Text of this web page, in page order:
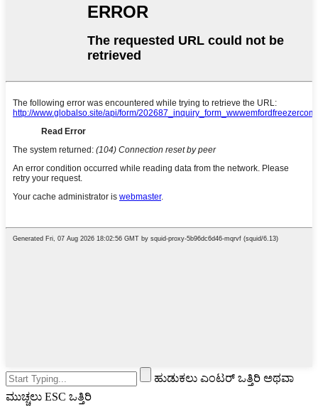
ಹುಡುಕಲು ಎಂಟರ್ ಒತ್ತಿರಿ ಅಥವಾ
ಮುಚ್ಚಲು ESC ಒತ್ತಿರಿ